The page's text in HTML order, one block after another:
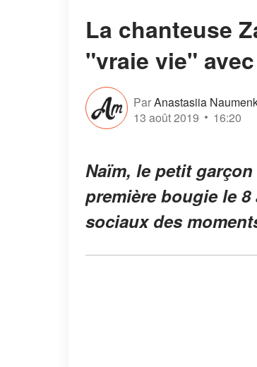
La chanteuse
"vraie vie"
ParAnastasiia
13 août 2019
16:20
Naïm, le petit
première bougie le 8
sociaux des